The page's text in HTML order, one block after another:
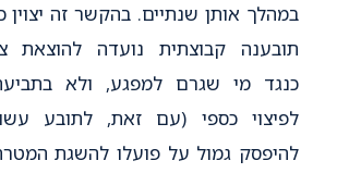
במהלך אותן שנתיים. בהקשר זה יצוין
תובענה קבוצתית נועדה להוצאת
כנגד מי שגרם למפגע, ולא
לפיצוי כספי (עם זאת, לתובע
להיפסק גמול על פועלו להשגת